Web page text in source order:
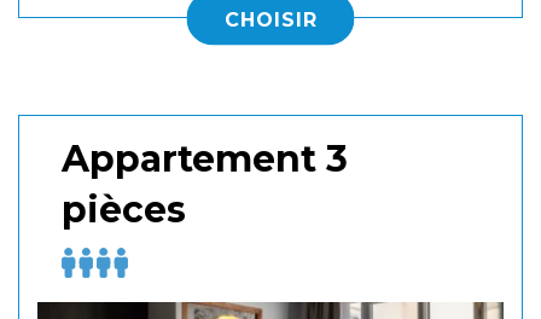
CHOISIR
Appartement 3
pièces